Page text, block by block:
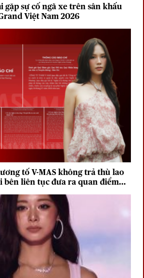
gặp sự cố ngã xe trên sân khấu
Việt Nam 2026
tố V-MAS không trả thù lao
bên liên tục đưa ra quan điểm